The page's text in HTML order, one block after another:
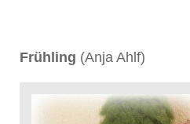
Frühling (Anja Ahlf)